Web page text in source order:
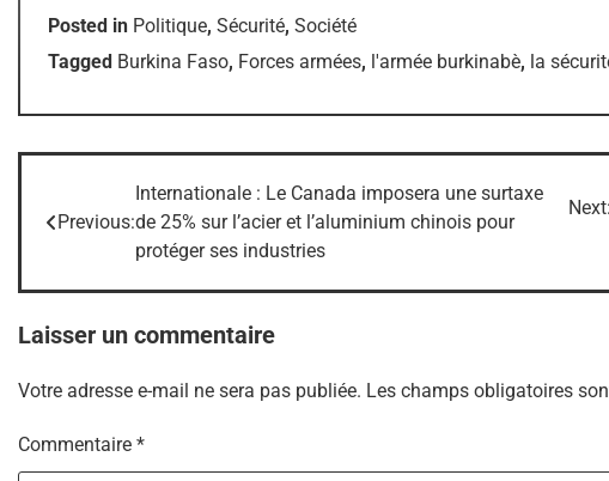
Posted in Politique, Sécurité, Société
Tagged Burkina Faso, Forces armées, l'armée burkinabè, la
Navigation
l’article
Previous:
Internationale : Le Canada imposera une surtaxe
de 25% sur l’acier et l’aluminium chinois pour
protéger ses industries
Next:
Laisser un commentaire
Votre adresse e-mail ne sera pas publiée. Les champs obligatoires
Commentaire *